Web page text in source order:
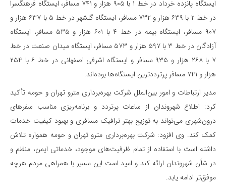
ایستگاه پانزده خرداد در خط ۱ با ۹۰۵ هزار و ۷۴۱ مسافر، ایستگاه فرهنگسرا
در خط ۲ با ۶۳۹ هزار و ۷۳۲ مسافر، ایستگاه گلشهر در خط ۵ با ۶۳۷ هزار و
۹۰۷ مسافر، ایستگاه بیمه در خط ۴ با ۶۰۱ هزار و ۵۳۵ مسافر، ایستگاه
آزادگان در خط ۳ با ۵۹۷ هزار و ۵۷۳ مسافر، ایستگاه میدان صنعت در خط
۷ با ۲۶۸ هزار و ۹۳۵ مسافر و ایستگاه اشرفی اصفهانی در خط ۶ با ۲۵۴
هزار و ۷۴۱ مسافر پرترددترین ایستگاه‌ها بوده‌اند.
مدیر ارتباطات و امور بین‌الملل شرکت بهره‌برداری مترو تهران و حومه تأکید
کرد: اطلاع شهروندان از ساعات پرتردد و برنامه‌ریزی مناسب سفرهای
درون‌شهری می‌تواند به توزیع بهتر ترافیک مسافری و بهبود کیفیت خدمات
کمک کند. وی افزود: شرکت بهره‌برداری مترو تهران و حومه همواره تلاش
داشته است با استفاده از تمام ظرفیت‌های موجود، خدماتی ایمن، منظم و
در شأن شهروندان ارائه کند و امید است این مسیر با همراهی مردم هرچه
موفق‌تر ادامه یابد.